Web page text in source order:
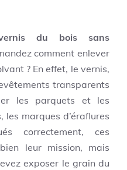
du bois sans
comment enlever
? En effet, le vernis,
transparents
les parquets et les
les marques d’éraflures
correctement, ces
leur mission, mais
exposer le grain du